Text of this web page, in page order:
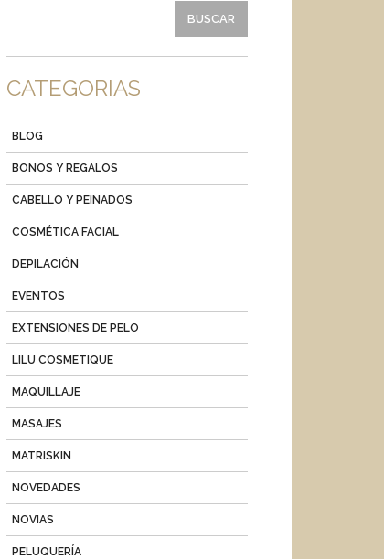
CATEGORIAS
BLOG
BONOS Y REGALOS
CABELLO Y PEINADOS
COSMÉTICA FACIAL
DEPILACIÓN
EVENTOS
EXTENSIONES DE PELO
LILU COSMETIQUE
MAQUILLAJE
MASAJES
MATRISKIN
NOVEDADES
NOVIAS
PELUQUERÍA